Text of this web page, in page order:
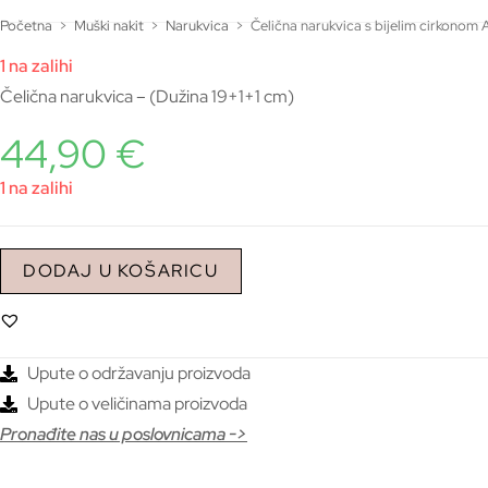
Početna > Muški nakit > Narukvica > Čelična narukvica s bijelim cirkonom
1 na zalihi
Čelična narukvica – (Dužina 19+1+1 cm)
44,90 €
1 na zalihi
DODAJ U KOŠARICU
Upute o održavanju proizvoda
Upute o veličinama proizvoda
Pronađite nas u poslovnicama ->